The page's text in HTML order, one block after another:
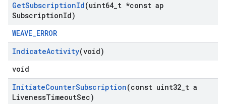
GetSubscriptionId(uint64 t *const ap
SubscriptionId)
WEAVE_ERROR
IndicateActivity(void)
void
InitiateCounterSubscription(const uint32 t a
LivenessTimeoutSec)